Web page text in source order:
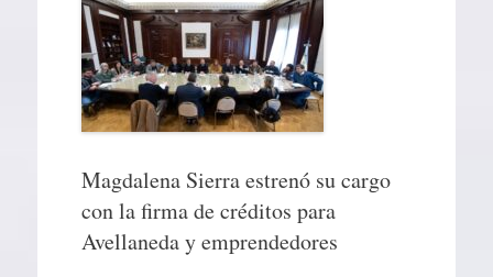
Magdalena Sierra estrenó su cargo
con la firma de créditos para
Avellaneda y emprendedores